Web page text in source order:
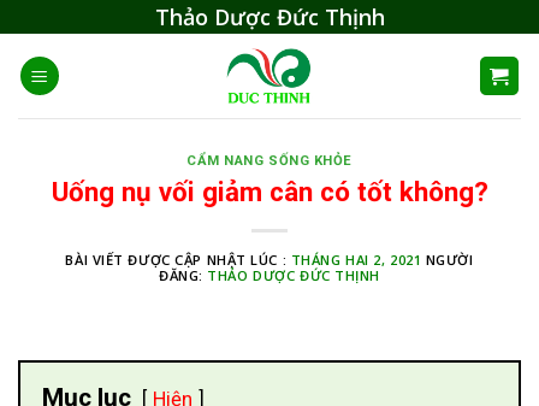
content
Thảo Dược Đức Thịnh
CẨM NANG SỐNG KHỎE
Uống nụ vối giảm cân có tốt không?
BÀI VIẾT ĐƯỢC CẬP NHẬT LÚC : THÁNG HAI 2, 2021 NGƯỜI
ĐĂNG: THẢO DƯỢC ĐỨC THỊNH
Mục lục Hiện